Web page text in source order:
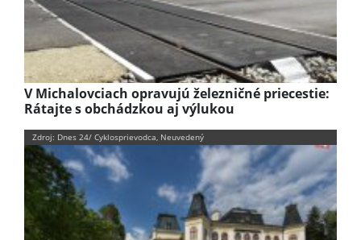
V Michalovciach opravujú železničné priecestie:
Rátajte s obchádzkou aj výlukou
Zdroj: Dnes 24/ Cyklosprievodca, Neuvedený